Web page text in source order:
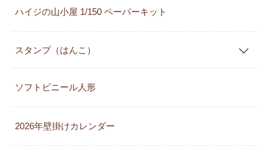
ハイジの山小屋 1/150 ペーパーキット
スタンプ（はんこ）
ソフトビニール人形
2026年壁掛けカレンダー